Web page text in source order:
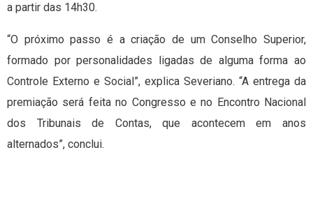
a partir das 14h30.
“O próximo passo é a criação de um Conselho Superior,
formado por personalidades ligadas de alguma forma ao
Controle Externo e Social”, explica Severiano. “A entrega da
premiação será feita no Congresso e no Encontro Nacional
dos Tribunais de Contas, que acontecem em anos
alternados”, conclui.